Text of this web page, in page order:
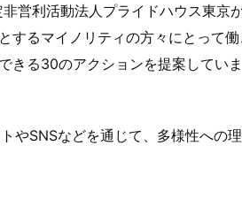
営利活動法人プライドハウス東京
するマイノリティの方々にとって働
きる30のアクションを提案していま
やSNSなどを通じて、多様性への